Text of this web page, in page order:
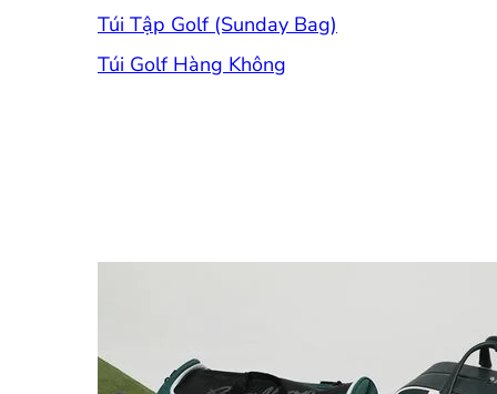
Túi Tập Golf (Sunday Bag)
Túi Golf Hàng Không